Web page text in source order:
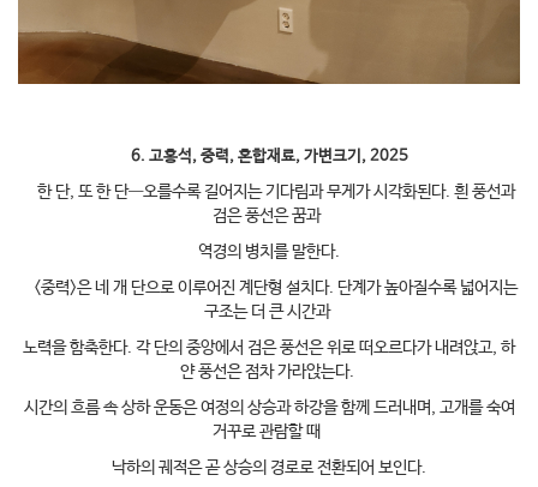
6. 고홍석, 중력, 혼합재료, 가변크기, 2025
한 단, 또 한 단—오를수록 길어지는 기다림과 무게가 시각화된다. 흰 풍선과
검은 풍선은 꿈과
역경의 병치를 말한다.
<중력>은 네 개 단으로 이루어진 계단형 설치다. 단계가 높아질수록 넓어지는
구조는 더 큰 시간과
노력을 함축한다. 각 단의 중앙에서 검은 풍선은 위로 떠오르다가 내려앉고, 하
얀 풍선은 점차 가라앉는다.
시간의 흐름 속 상하 운동은 여정의 상승과 하강을 함께 드러내며, 고개를 숙여
거꾸로 관람할 때
낙하의 궤적은 곧 상승의 경로로 전환되어 보인다.